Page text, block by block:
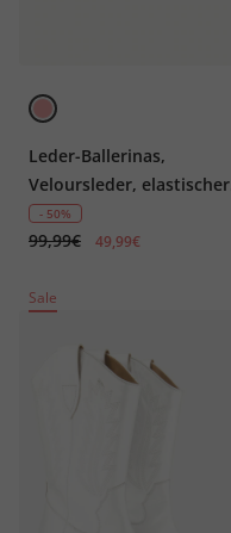
Leder-Ballerinas,
Veloursleder, elastischer
Einstieg, Weite H
- 50%
99,99€ 49,99€
Sale